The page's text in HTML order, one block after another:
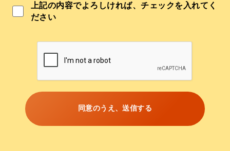
取得した個人情報は、ご本人の同意なしに目的以外で
は利用しません。
委託業者も監督します。
ご本人の同意を得ずに第三者に情報を提供しません。
ご本人からの求めに応じ情報を開示します。
公開された個人情報が事実と異なる場合、訂正や削除
個人情報の取り扱いに関する苦情に対し、適切・迅速
に対処します。
上記の内容でよろしければ、チェックを入れてく
ださい
同意のうえ、送信する